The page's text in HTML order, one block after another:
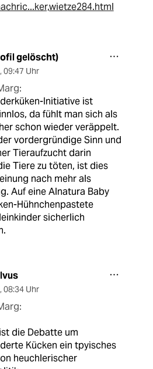
gelöscht)
, 09:47 Uhr
Initiative ist
da fühlt man sich als
schon wieder veräppelt.
vordergründige Sinn und
Tieraufzucht darin
Tiere zu töten, ist dies
nach mehr als
Auf eine Alnatura Baby
Hühnchenpastete
sicherlich
, 08:34 Uhr
die Debatte um
Kücken ein tpyisches
heuchlerischer